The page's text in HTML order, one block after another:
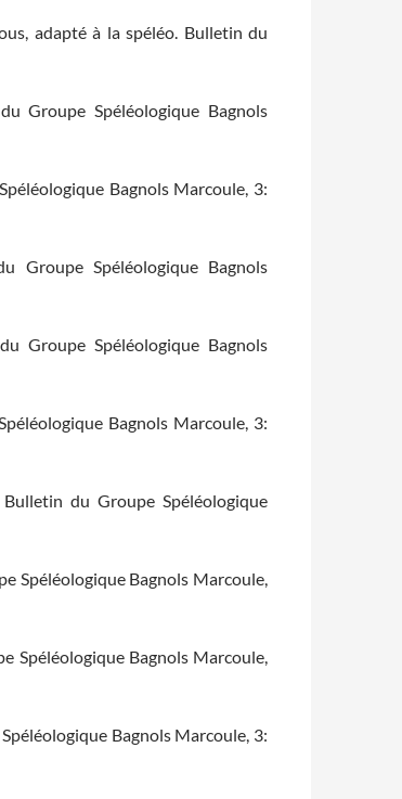
adapté à la spéléo. Bulletin du
Groupe Spéléologique Bagnols
Bagnols Marcoule, 3:
Groupe Spéléologique Bagnols
Groupe Spéléologique Bagnols
Bagnols Marcoule, 3:
du Groupe Spéléologique
Spéléologique Bagnols Marcoule,
Spéléologique Bagnols Marcoule,
Bagnols Marcoule, 3: